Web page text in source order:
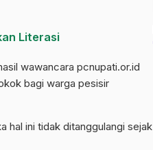
Literasi
wawancara pcnupati.or.id
bagi warga pesisir
hal ini tidak ditanggulangi sejak